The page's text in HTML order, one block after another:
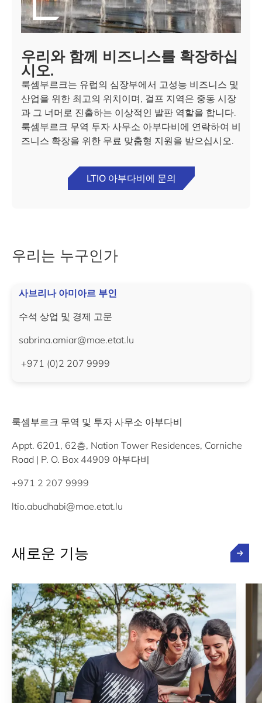
우리와 함께 비즈니스를 확장하십
시오.
룩셈부르크는 유럽의 심장부에서 고성능 비즈니스 및
산업을 위한 최고의 위치이며, 걸프 지역은 중동 시장
과 그 너머로 진출하는 이상적인 발판 역할을 합니다.
룩셈부르크 무역 투자 사무소 아부다비에 연락하여 비
즈니스 확장을 위한 무료 맞춤형 지원을 받으십시오.
LTIO 아부다비에 문의
우리는 누구인가
사브리나 아미아르 부인
수석 상업 및 경제 고문
sabrina.amiar@mae.etat.lu
+971 (0)2 207 9999
룩셈부르크 무역 및 투자 사무소 아부다비
Appt. 6201, 62층, Nation Tower Residences, Corniche
Road | P. O. Box 44909 아부다비
+971 2 207 9999
ltio.abudhabi@mae.etat.lu
새로운 기능